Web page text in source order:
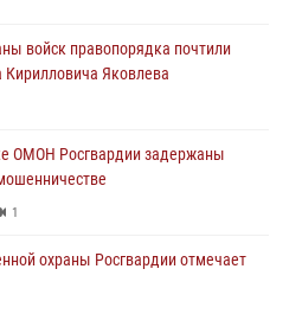
войск правопорядка почтили
Яковлева
ОМОН Росгвардии задержаны
1
охраны Росгвардии отмечает